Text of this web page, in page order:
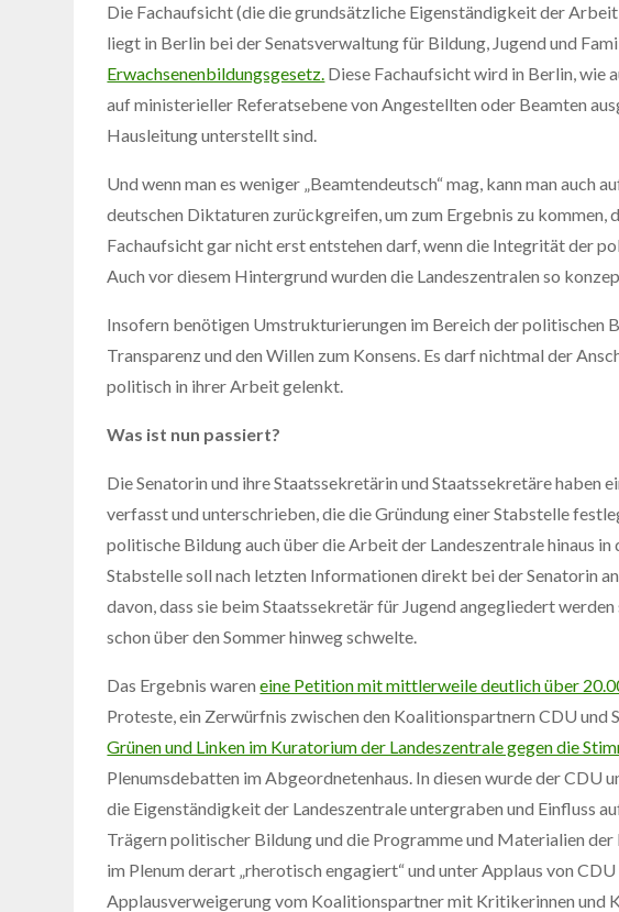
Die Fachaufsicht (die die grundsätzliche Eigenständigkeit der
liegt in Berlin bei der Senatsverwaltung für Bildung, Jugend und
Erwachsenenbildungsgesetz. Diese Fachaufsicht wird in Berlin, wie
auf ministerieller Referatsebene von Angestellten oder Beamten
Hausleitung unterstellt sind.
Und wenn man es weniger „Beamtendeutsch“ mag, kann man auch
deutschen Diktaturen zurückgreifen, um zum Ergebnis zu kommen,
Fachaufsicht gar nicht erst entstehen darf, wenn die Integrität der
Auch vor diesem Hintergrund wurden die Landeszentralen so
Insofern benötigen Umstrukturierungen im Bereich der politischen
Transparenz und den Willen zum Konsens. Es darf nichtmal der
politisch in ihrer Arbeit gelenkt.
Was ist nun passiert?
Die Senatorin und ihre Staatssekretärin und Staatssekretäre haben
verfasst und unterschrieben, die die Gründung einer Stabstelle
politische Bildung auch über die Arbeit der Landeszentrale hinaus in
Stabstelle soll nach letzten Informationen direkt bei der Senatorin
davon, dass sie beim Staatssekretär für Jugend angegliedert
schon über den Sommer hinweg schwelte.
Das Ergebnis wareneine Petition mit mittlerweile deutlich über
Proteste, ein Zerwürfnis zwischen den Koalitionspartnern CDU und
Grünen und Linken im Kuratorium der Landeszentrale gegen die
Plenumsdebatten im Abgeordnetenhaus. In diesen wurde der CDU
die Eigenständigkeit der Landeszentrale untergraben und Einfluss
Trägern politischer Bildung und die Programme und Materialien der
im Plenum derart „rherotisch engagiert“ und unter Applaus von
Applausverweigerung vom Koalitionspartner mit Kritikerinnen und